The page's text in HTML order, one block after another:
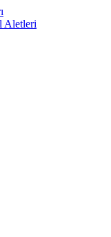
Aletleri